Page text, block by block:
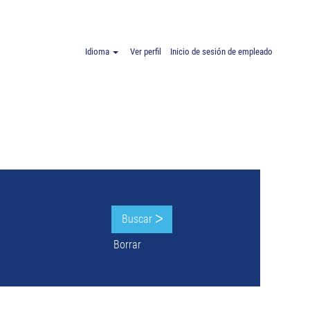
Idioma Ver perfil Inicio de sesión de empleado
Borrar